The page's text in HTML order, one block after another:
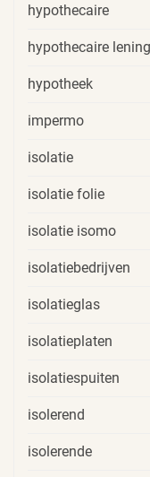
hypothecaire
hypothecaire lening
hypotheek
impermo
isolatie
isolatie folie
isolatie isomo
isolatiebedrijven
isolatieglas
isolatieplaten
isolatiespuiten
isolerend
isolerende